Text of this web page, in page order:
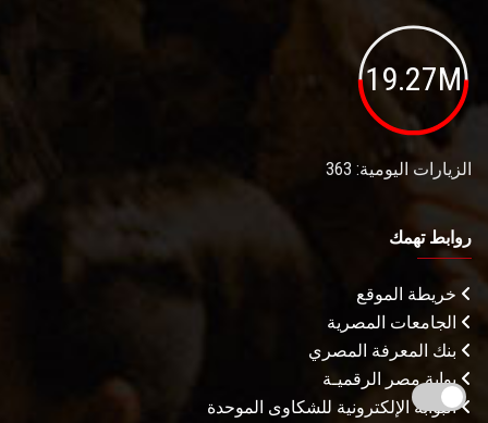
19.27M
الزيارات اليومية: 363
روابط تهمك
خريطة الموقع
الجامعات المصرية
بنك المعرفة المصري
بوابة مصر الرقميـة
البوابة الإلكترونية للشكاوى الموحدة